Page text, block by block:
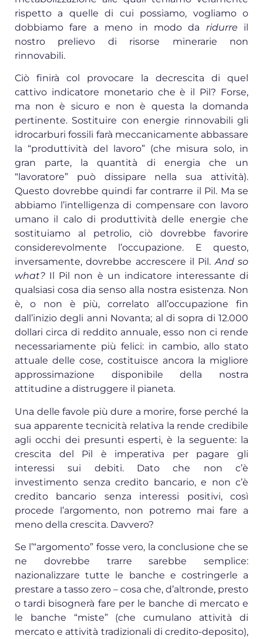
rispetto a quelle di cui possiamo, vogliamo o
dobbiamo fare a meno in modo da ridurre il
nostro prelievo di risorse minerarie non
rinnovabili.
Ciò finirà col provocare la decrescita di quel
cattivo indicatore monetario che è il Pil? Forse,
ma non è sicuro e non è questa la domanda
pertinente. Sostituire con energie rinnovabili gli
idrocarburi fossili farà meccanicamente abbassare
la “produttività del lavoro” (che misura solo, in
gran parte, la quantità di energia che un
“lavoratore” può dissipare nella sua attività).
Questo dovrebbe quindi far contrarre il Pil. Ma se
abbiamo l’intelligenza di compensare con lavoro
umano il calo di produttività delle energie che
sostituiamo al petrolio, ciò dovrebbe favorire
considerevolmente l’occupazione. E questo,
inversamente, dovrebbe accrescere il Pil.And so
what? Il Pil non è un indicatore interessante di
qualsiasi cosa dia senso alla nostra esistenza. Non
è, o non è più, correlato all’occupazione fin
dall’inizio degli anni Novanta; al di sopra di 12.000
dollari circa di reddito annuale, esso non ci rende
necessariamente più felici: in cambio, allo stato
attuale delle cose, costituisce ancora la migliore
approssimazione disponibile della nostra
attitudine a distruggere il pianeta.
Una delle favole più dure a morire, forse perché la
sua apparente tecnicità relativa la rende credibile
agli occhi dei presunti esperti, è la seguente: la
crescita del Pil è imperativa per pagare gli
interessi sui debiti. Dato che non c’è
investimento senza credito bancario, e non c’è
credito bancario senza interessi positivi, così
procede l’argomento, non potremo mai fare a
meno della crescita. Davvero?
Se l’“argomento” fosse vero, la conclusione che se
ne dovrebbe trarre sarebbe semplice:
nazionalizzare tutte le banche e costringerle a
prestare a tasso zero – cosa che, d’altronde, presto
o tardi bisognerà fare per le banche di mercato e
le banche “miste” (che cumulano attività di
mercato e attività tradizionali di credito-deposito),